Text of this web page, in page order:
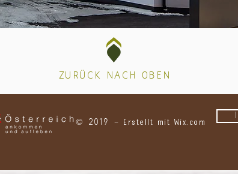
Zurück nach oben
​© 2019 – Erstellt mit Wix.com